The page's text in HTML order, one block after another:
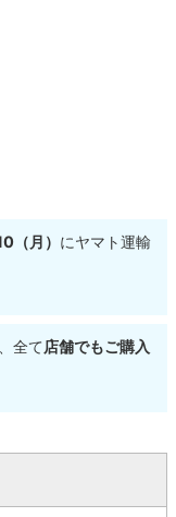
月） にヤマト運輸
全て店舗でもご購入